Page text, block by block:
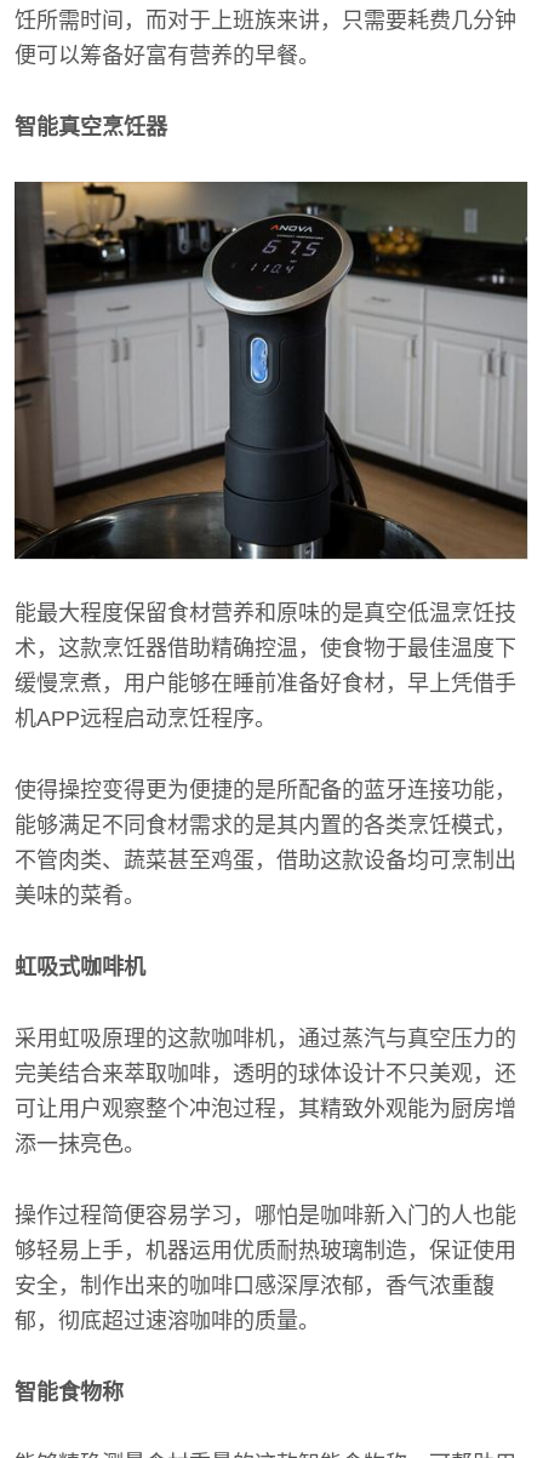
饪所需时间，而对于上班族来讲，只需要耗费几分钟
便可以筹备好富有营养的早餐。
智能真空烹饪器
能最大程度保留食材营养和原味的是真空低温烹饪技
术，这款烹饪器借助精确控温，使食物于最佳温度下
缓慢烹煮，用户能够在睡前准备好食材，早上凭借手
机APP远程启动烹饪程序。
使得操控变得更为便捷的是所配备的蓝牙连接功能，
能够满足不同食材需求的是其内置的各类烹饪模式，
不管肉类、蔬菜甚至鸡蛋，借助这款设备均可烹制出
美味的菜肴。
虹吸式咖啡机
采用虹吸原理的这款咖啡机，通过蒸汽与真空压力的
完美结合来萃取咖啡，透明的球体设计不只美观，还
可让用户观察整个冲泡过程，其精致外观能为厨房增
添一抹亮色。
操作过程简便容易学习，哪怕是咖啡新入门的人也能
够轻易上手，机器运用优质耐热玻璃制造，保证使用
安全，制作出来的咖啡口感深厚浓郁，香气浓重馥
郁，彻底超过速溶咖啡的质量。
智能食物称